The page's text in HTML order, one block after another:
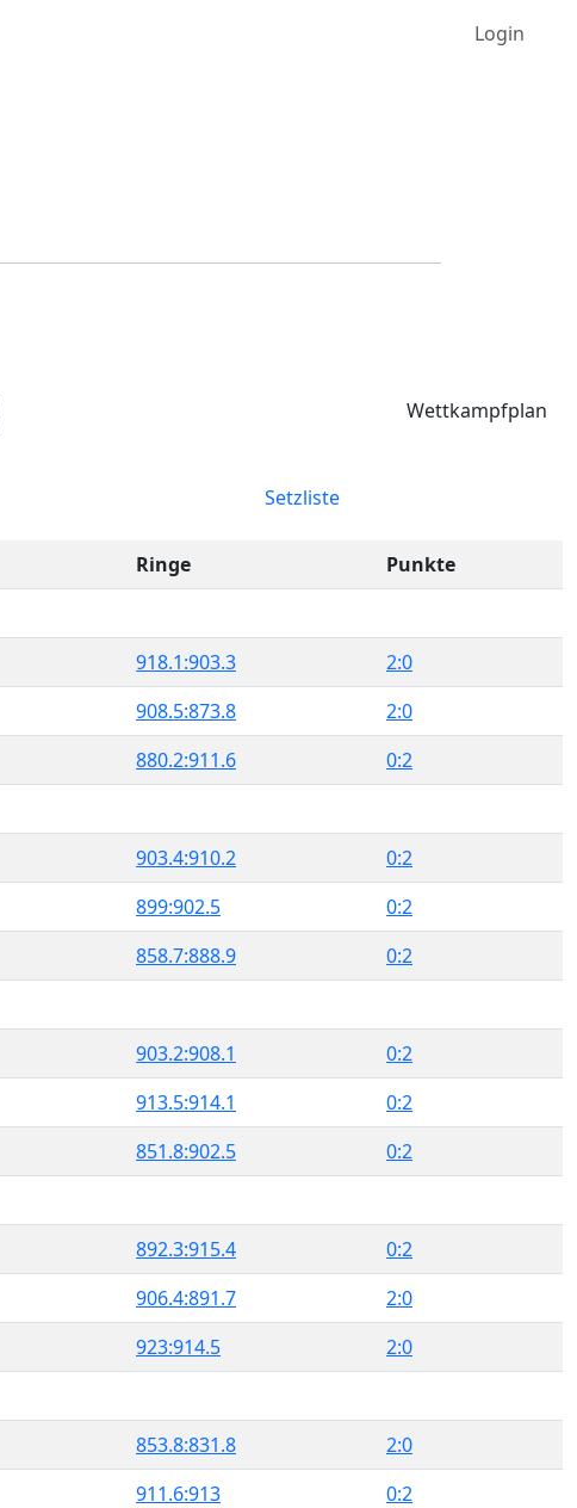
Login
Wettkampfplan
Setzliste
Ringe
Punkte
918.1:903.3
2:0
908.5:873.8
2:0
880.2:911.6
0:2
903.4:910.2
0:2
899:902.5
0:2
858.7:888.9
0:2
903.2:908.1
0:2
913.5:914.1
0:2
851.8:902.5
0:2
892.3:915.4
0:2
906.4:891.7
2:0
923:914.5
2:0
853.8:831.8
2:0
911.6:913
0:2